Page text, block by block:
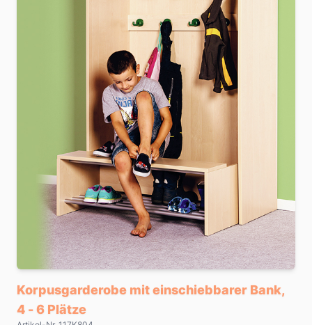
Korpusgarderobe mit einschiebbarer Bank,
4 - 6 Plätze